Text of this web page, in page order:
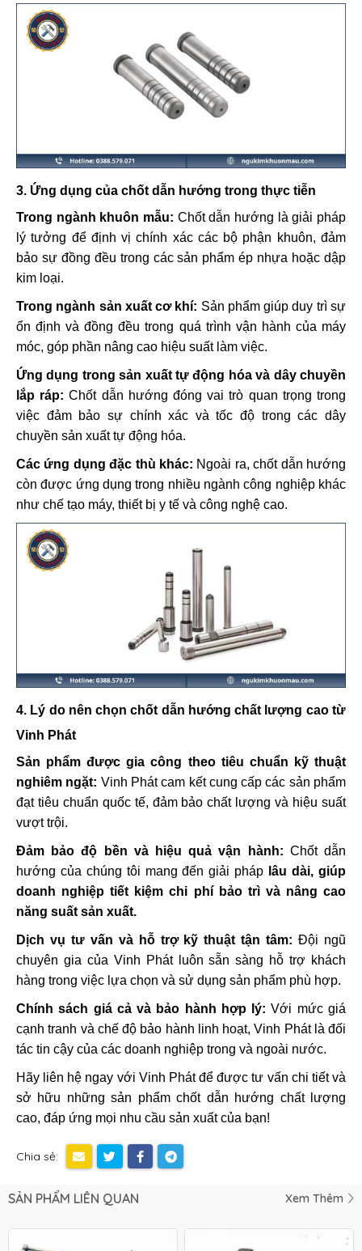
3. Ứng dụng của chốt dẫn hướng trong thực tiễn
Trong ngành khuôn mẫu: Chốt dẫn hướng là giải pháp
lý tưởng để định vị chính xác các bộ phận khuôn, đảm
bảo sự đồng đều trong các sản phẩm ép nhựa hoặc dập
kim loại.
Trong ngành sản xuất cơ khí: Sản phẩm giúp duy trì sự
ổn định và đồng đều trong quá trình vận hành của máy
móc, góp phần nâng cao hiệu suất làm việc.
Ứng dụng trong sản xuất tự động hóa và dây chuyền
lắp ráp: Chốt dẫn hướng đóng vai trò quan trọng trong
việc đảm bảo sự chính xác và tốc độ trong các dây
chuyền sản xuất tự động hóa.
Các ứng dụng đặc thù khác: Ngoài ra, chốt dẫn hướng
còn được ứng dụng trong nhiều ngành công nghiệp khác
như chế tạo máy, thiết bị y tế và công nghệ cao.
4. Lý do nên chọn chốt dẫn hướng chất lượng cao từ
Vinh Phát
Sản phẩm được gia công theo tiêu chuẩn kỹ thuật
nghiêm ngặt: Vinh Phát cam kết cung cấp các sản phẩm
đạt tiêu chuẩn quốc tế, đảm bảo chất lượng và hiệu suất
vượt trội.
Đảm bảo độ bền và hiệu quả vận hành: Chốt dẫn
hướng của chúng tôi mang đến giải pháp lâu dài, giúp
doanh nghiệp tiết kiệm chi phí bảo trì và nâng cao
năng suất sản xuất.
Dịch vụ tư vấn và hỗ trợ kỹ thuật tận tâm:Đội ngũ
chuyên gia của Vinh Phát luôn sẵn sàng hỗ trợ khách
hàng trong việc lựa chọn và sử dụng sản phẩm phù hợp.
Chính sách giá cả và bảo hành hợp lý:Với mức giá
cạnh tranh và chế độ bảo hành linh hoạt, Vinh Phát là đối
tác tin cậy của các doanh nghiệp trong và ngoài nước.
Hãy liên hệ ngay với Vinh Phát để được tư vấn chi tiết và
sở hữu những sản phẩm chốt dẫn hướng chất lượng
cao, đáp ứng mọi nhu cầu sản xuất của bạn!
Chia sẻ:
SẢN PHẨM LIÊN QUAN Xem Thêm